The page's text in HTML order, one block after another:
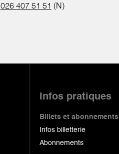
026 407 51 51 (N)
Infos pratiques
Billets et abonnements
Infos billetterie
Abonnements